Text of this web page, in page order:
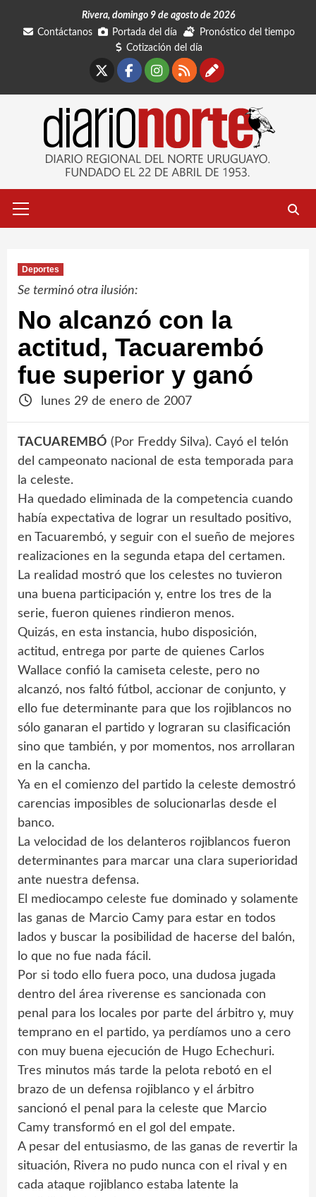
Rivera, domingo 9 de agosto de 2026
Contáctanos
Portada del día
Pronóstico del tiempo
Cotización del día
Facebook
Instagram
RSSContáctanos
primario
Deportes
Se terminó otra ilusión:
No alcanzó con la
actitud, Tacuarembó
fue superior y ganó
lunes 29 de enero de 2007
TACUAREMBÓ (Por Freddy Silva). Cayó el telón
del campeonato nacional de esta temporada para
la celeste.
Ha quedado eliminada de la competencia cuando
había expectativa de lograr un resultado positivo,
en Tacuarembó, y seguir con el sueño de mejores
realizaciones en la segunda etapa del certamen.
La realidad mostró que los celestes no tuvieron
una buena participación y, entre los tres de la
serie, fueron quienes rindieron menos.
Quizás, en esta instancia, hubo disposición,
actitud, entrega por parte de quienes Carlos
Wallace confió la camiseta celeste, pero no
alcanzó, nos faltó fútbol, accionar de conjunto, y
ello fue determinante para que los rojiblancos no
sólo ganaran el partido y lograran su clasificación
sino que también, y por momentos, nos arrollaran
en la cancha.
Ya en el comienzo del partido la celeste demostró
carencias imposibles de solucionarlas desde el
banco.
La velocidad de los delanteros rojiblancos fueron
determinantes para marcar una clara superioridad
ante nuestra defensa.
El mediocampo celeste fue dominado y solamente
las ganas de Marcio Camy para estar en todos
lados y buscar la posibilidad de hacerse del balón,
lo que no fue nada fácil.
Por si todo ello fuera poco, una dudosa jugada
dentro del área riverense es sancionada con
penal para los locales por parte del árbitro y, muy
temprano en el partido, ya perdíamos uno a cero
con muy buena ejecución de Hugo Echechuri.
Tres minutos más tarde la pelota rebotó en el
brazo de un defensa rojiblanco y el árbitro
sancionó el penal para la celeste que Marcio
Camy transformó en el gol del empate.
A pesar del entusiasmo, de las ganas de revertir la
situación, Rivera no pudo nunca con el rival y en
cada ataque rojiblanco estaba latente la